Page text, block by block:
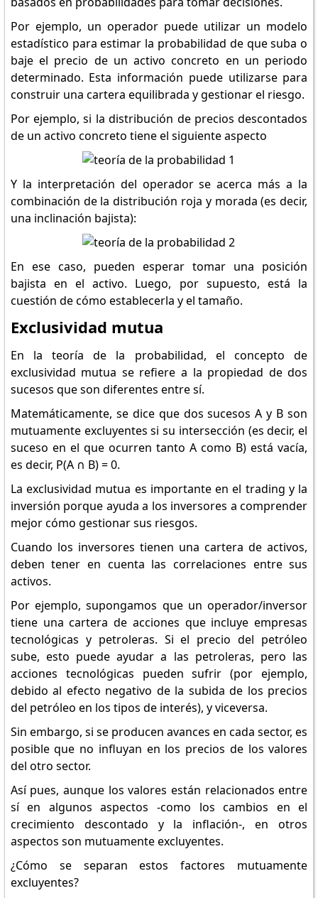
Por ejemplo, un operador puede utilizar un modelo
estadístico para estimar la probabilidad de que suba o
baje el precio de un activo concreto en un periodo
determinado. Esta información puede utilizarse para
construir una cartera equilibrada y gestionar el riesgo.
Por ejemplo, si la distribución de precios descontados
de un activo concreto tiene el siguiente aspecto
Y la interpretación del operador se acerca más a la
combinación de la distribución roja y morada (es decir,
una inclinación bajista):
En ese caso, pueden esperar tomar una posición
bajista en el activo. Luego, por supuesto, está la
cuestión de cómo establecerla y el tamaño.
Exclusividad mutua
En la teoría de la probabilidad, el concepto de
exclusividad mutua se refiere a la propiedad de dos
sucesos que son diferentes entre sí.
Matemáticamente, se dice que dos sucesos A y B son
mutuamente excluyentes si su intersección (es decir, el
suceso en el que ocurren tanto A como B) está vacía,
es decir, P(A ∩ B) = 0.
La exclusividad mutua es importante en el trading y la
inversión porque ayuda a los inversores a comprender
mejor cómo gestionar sus riesgos.
Cuando los inversores tienen una cartera de activos,
deben tener en cuenta las correlaciones entre sus
activos.
Por ejemplo, supongamos que un operador/inversor
tiene una cartera de acciones que incluye empresas
tecnológicas y petroleras. Si el precio del petróleo
sube, esto puede ayudar a las petroleras, pero las
acciones tecnológicas pueden sufrir (por ejemplo,
debido al efecto negativo de la subida de los precios
del petróleo en los tipos de interés), y viceversa.
Sin embargo, si se producen avances en cada sector, es
posible que no influyan en los precios de los valores
del otro sector.
Así pues, aunque los valores están relacionados entre
sí en algunos aspectos -como los cambios en el
crecimiento descontado y la inflación-, en otros
aspectos son mutuamente excluyentes.
¿Cómo se separan estos factores mutuamente
excluyentes?